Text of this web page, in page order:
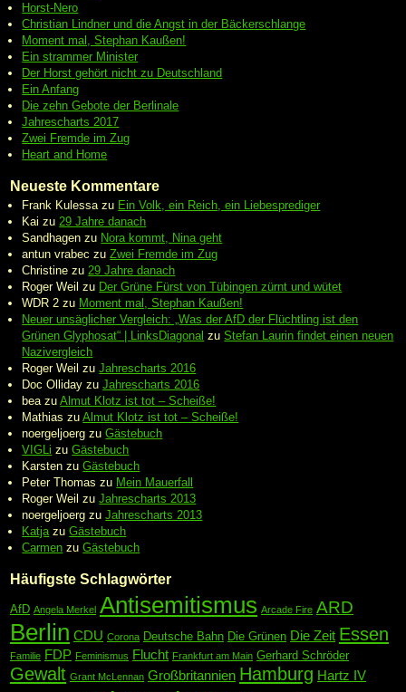
Horst-Nero
Christian Lindner und die Angst in der Bäckerschlange
Moment mal, Stephan Kaußen!
Ein strammer Minister
Der Horst gehört nicht zu Deutschland
Ein Anfang
Die zehn Gebote der Berlinale
Jahrescharts 2017
Zwei Fremde im Zug
Heart and Home
Neueste Kommentare
Frank Kulessazu Ein Volk, ein Reich, ein Liebesprediger
Kai zu29 Jahre danach
Sandhagen zu Nora kommt, Nina geht
antun vrabec zuZwei Fremde im Zug
Christine zu29 Jahre danach
Roger Weil zu Der Grüne Fürst von Tübingen zürnt und wütet
WDR 2 zu Moment mal, Stephan Kaußen!
Neuer unsäglicher Vergleich: „Was der AfD der Flüchtling ist den
Grünen Glyphosat“ | LinksDiagonal zuStefan Laurin findet einen neuen
Nazivergleich
Roger Weil zuJahrescharts 2016
Doc Olliday zuJahrescharts 2016
beazuAlmut Klotz ist tot – Scheiße!
Mathias zuAlmut Klotz ist tot – Scheiße!
noergeljoerg zuGästebuch
VIGLi zuGästebuch
Karsten zuGästebuch
Peter Thomas zu Mein Mauerfall
Roger Weil zuJahrescharts 2013
noergeljoerg zuJahrescharts 2013
KatjazuGästebuch
Carmen zuGästebuch
Häufigste Schlagwörter
AfD Angela Merkel Antisemitismus Arcade Fire ARD
Berlin CDU Corona Deutsche Bahn Die Grünen Die Zeit Essen
Familie FDP Feminismus Flucht Frankfurt am Main Gerhard Schröder
Gewalt Grant McLennan Großbritannien Hamburg Hartz IV